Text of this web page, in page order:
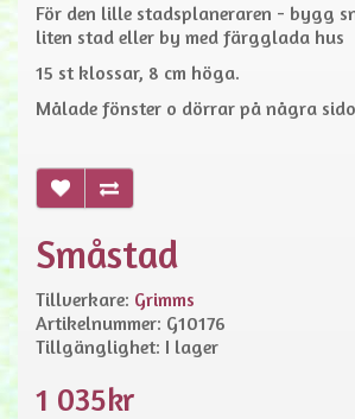
För den lille stadsplaneraren - bygg
liten stad eller by med färgglada hus
15 st klossar, 8 cm höga.
Målade fönster o dörrar på några
Småstad
Tillverkare: Grimms
Artikelnummer: G10176
Tillgänglighet: I lager
1 035kr